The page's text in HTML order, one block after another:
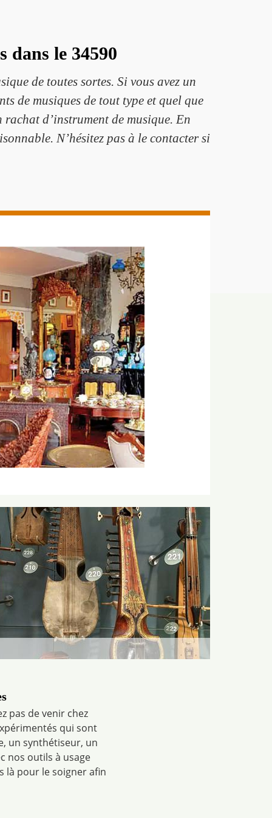
dans le 34590
de toutes sortes. Si vous avez un
de musiques de tout type et quel que
d’instrument de musique. En
N’hésitez pas à le contacter si
pas de venir chez
qui sont
un synthétiseur, un
nos outils à usage
là pour le soigner afin